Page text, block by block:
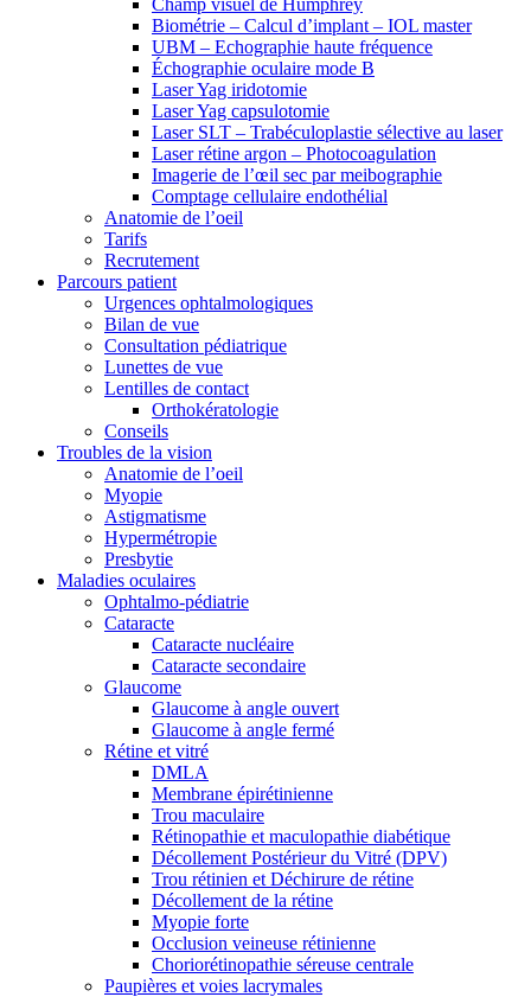
Champ visuel de Humphrey
Biométrie – Calcul d’implant – IOL master
UBM – Echographie haute fréquence
Échographie oculaire mode B
Laser Yag iridotomie
Laser Yag capsulotomie
Laser SLT – Trabéculoplastie sélective au laser
Laser rétine argon – Photocoagulation
Imagerie de l’œil sec par meibographie
Comptage cellulaire endothélial
Anatomie de l’oeil
Tarifs
Recrutement
Parcours patient
Urgences ophtalmologiques
Bilan de vue
Consultation pédiatrique
Lunettes de vue
Lentilles de contact
Orthokératologie
Conseils
Troubles de la vision
Anatomie de l’oeil
Myopie
Astigmatisme
Hypermétropie
Presbytie
Maladies oculaires
Ophtalmo-pédiatrie
Cataracte
Cataracte nucléaire
Cataracte secondaire
Glaucome
Glaucome à angle ouvert
Glaucome à angle fermé
Rétine et vitré
DMLA
Membrane épirétinienne
Trou maculaire
Rétinopathie et maculopathie diabétique
Décollement Postérieur du Vitré (DPV)
Trou rétinien et Déchirure de rétine
Décollement de la rétine
Myopie forte
Occlusion veineuse rétinienne
Choriorétinopathie séreuse centrale
Paupières et voies lacrymales